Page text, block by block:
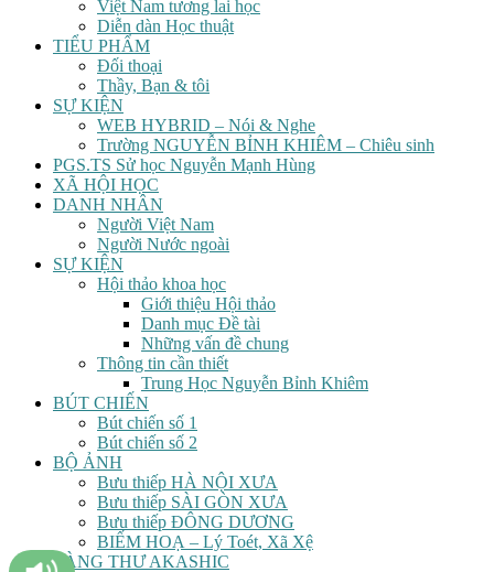
Việt Nam tương lai học
Diễn dàn Học thuật
TIỂU PHẨM
Đối thoại
Thầy, Bạn & tôi
SỰ KIỆN
WEB HYBRID – Nói & Nghe
Trường NGUYỄN BỈNH KHIÊM – Chiêu sinh
PGS.TS Sử học Nguyễn Mạnh Hùng
XÃ HỘI HỌC
DANH NHÂN
Người Việt Nam
Người Nước ngoài
SỰ KIỆN
Hội thảo khoa học
Giới thiệu Hội thảo
Danh mục Đề tài
Những vấn đề chung
Thông tin cần thiết
Trung Học Nguyễn Bỉnh Khiêm
BÚT CHIẾN
Bút chiến số 1
Bút chiến số 2
BỘ ẢNH
Bưu thiếp HÀ NỘI XƯA
Bưu thiếp SÀI GÒN XƯA
Bưu thiếp ĐÔNG DƯƠNG
BIẾM HOẠ – Lý Toét, Xã Xệ
TÀNG THƯ AKASHIC